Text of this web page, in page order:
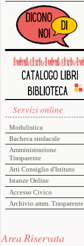
Servizi online
Modulistica
Bacheca sindacale
Amministrazione
Trasparente
Atti Consiglio d'Istituto
Istanze Online
Accesso Civico
Archivio amm. Trasparente
Area Riservata